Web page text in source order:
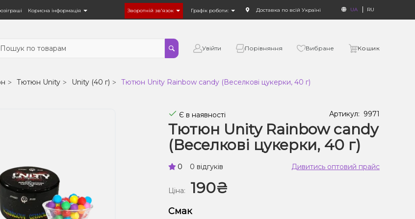
Корисна інформація Зворотній зв'язок Графік роботи: Доставка по всій Україні UA RU
Увійти Порівняння Вибране Кошик
Тютюн Unity Unity (40 г) Тютюн Unity Rainbow candy (Веселкові цукерки, 40 г)
Є в наявності Артикул: 9971
Тютюн Unity Rainbow candy
(Веселкові цукерки, 40 г)
0 0 відгуків Дивитись оптовий прайс
Ціна: 190₴
Смак